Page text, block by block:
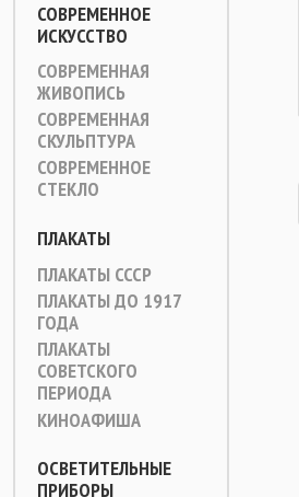
СОВРЕМЕННОЕ
ИСКУССТВО
СОВРЕМЕННАЯ
ЖИВОПИСЬ
СОВРЕМЕННАЯ
СКУЛЬПТУРА
СОВРЕМЕННОЕ
СТЕКЛО
ПЛАКАТЫ
ПЛАКАТЫ СССР
ПЛАКАТЫ ДО 1917
ГОДА
ПЛАКАТЫ
СОВЕТСКОГО
ПЕРИОДА
КИНОАФИША
ОСВЕТИТЕЛЬНЫЕ
ПРИБОРЫ